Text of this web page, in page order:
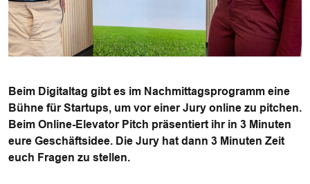
Beim Digitaltag gibt es im Nachmittagsprogramm eine
Bühne für Startups, um vor einer Jury online zu pitchen.
Beim Online-Elevator Pitch präsentiert ihr in 3 Minuten
eure Geschäftsidee. Die Jury hat dann 3 Minuten Zeit
euch Fragen zu stellen.